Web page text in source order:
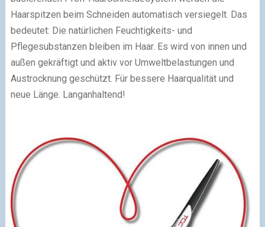
Haarspitzen beim Schneiden automatisch versiegelt. Das
bedeutet: Die natürlichen Feuchtigkeits- und
Pflegesubstanzen bleiben im Haar. Es wird von innen und
außen gekräftigt und aktiv vor Umweltbelastungen und
Austrocknung geschützt. Für bessere Haarqualität und
neue Länge. Langanhaltend!